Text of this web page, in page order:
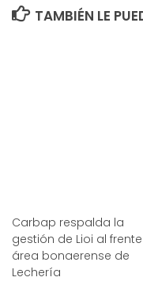
TAMBIÉN LE
Carbap respalda la
gestión de Lioi al
área bonaerense de
Lechería